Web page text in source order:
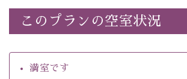
・チェックイン15時、チェックアウト
・朝夕個室料亭で個室食
・夕食は地産地消の創作和会席 美湖膳
このプランの空室状況
満室です